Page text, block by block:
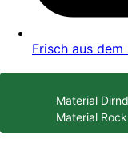
Frisch aus dem
Material
Material